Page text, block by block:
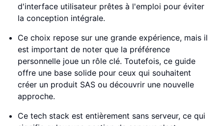
d'interface utilisateur prêtes à l'emploi pour éviter
la conception intégrale.
Ce choix repose sur une grande expérience, mais il
est important de noter que la préférence
personnelle joue un rôle clé. Toutefois, ce guide
offre une base solide pour ceux qui souhaitent
créer un produit SAS ou découvrir une nouvelle
approche.
Ce tech stack est entièrement sans serveur, ce qui